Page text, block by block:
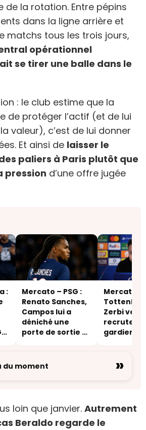
de la rotation. Entre pépins
dans la ligne arrière et
matchs tous les trois jours,
opérationnel
se tirer une balle dans le
: le club estime que la
de protéger l’actif (et de lui
valeur), c’est de lui donner
Et ainsi de laisser le
paliers à Paris plutôt que
pression d’une offre jugée
:
Mercato – PSG :
Renato Sanches,
Campos lui a
déniché une
porte de sortie –
Mercato –
Zerbi veut
recruter
gardien du
du moment »
loin que janvier. Autrement
Beraldo regarde le